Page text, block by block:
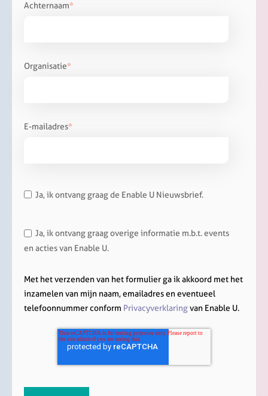
Achternaam*
Organisatie*
E-mailadres*
Ja, ik ontvang graag de Enable U Nieuwsbrief.
Ja, ik ontvang graag overige informatie m.b.t. events
en acties van Enable U.
Met het verzenden van het formulier ga ik akkoord met het
inzamelen van mijn naam, emailadres en eventueel
telefoonnummer conform Privacyverklaringvan Enable U.